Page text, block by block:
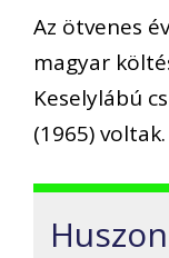
Az ötvenes
magyar
Keselylábú
(1965) voltak.